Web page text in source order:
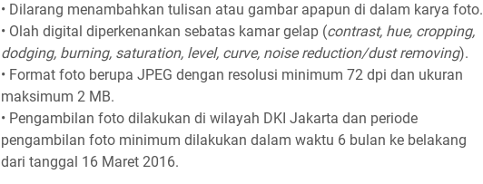
• Dilarang menambahkan tulisan atau gambar apapun di dalam karya foto.
• Olah digital diperkenankan sebatas kamar gelap (contrast, hue, cropping,
dodging, burning, saturation, level, curve, noise reduction/dust removing).
• Format foto berupa JPEG dengan resolusi minimum 72 dpi dan ukuran
maksimum 2 MB.
• Pengambilan foto dilakukan di wilayah DKI Jakarta dan periode
pengambilan foto minimum dilakukan dalam waktu 6 bulan ke belakang
dari tanggal 16 Maret 2016.